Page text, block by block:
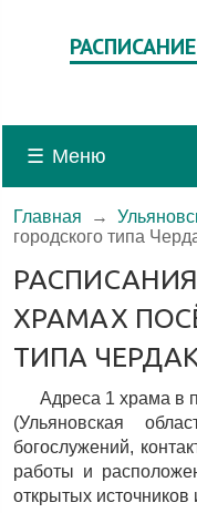
☰ Меню
Главная →
городского типа
ХРАМАХ
ТИПА
Адреса 1 храма в
(Ульяновская
богослужений,
работы и
открытых